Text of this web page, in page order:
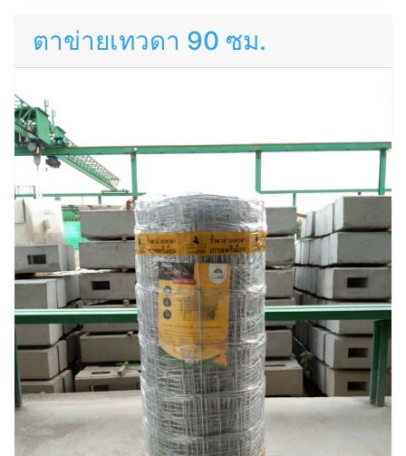
ตาข่ายเทวดา 90 ซม.